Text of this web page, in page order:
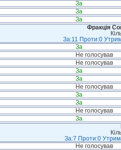
За
За
За
Фракція
За:11 Проти:0
За
Не голосував
Не голосував
За
За
Не голосував
За
За
Не голосував
За
За:7 Проти:0
Не голосував